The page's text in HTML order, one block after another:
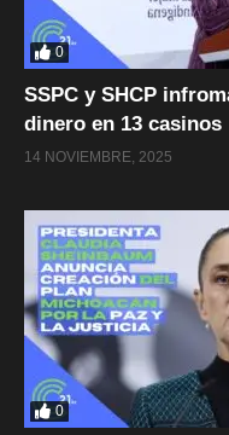
0
SSPC y SHCP
dinero en 13 casinos
14 NOVIEMBRE, 2025
0